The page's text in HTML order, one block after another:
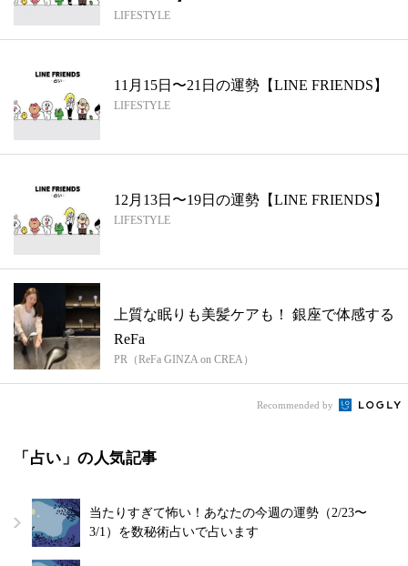
LIFESTYLE
11月15日〜21日の運勢【LINE FRIENDS】
LIFESTYLE
12月13日〜19日の運勢【LINE FRIENDS】
LIFESTYLE
上質な眠りも美髪ケアも！ 銀座で体感する
ReFa
PR（ReFa GINZA on CREA）
Recommended by
「占い」の人気記事
当たりすぎて怖い！あなたの今週の運勢（2/23〜
3/1）を数秘術占いで占います